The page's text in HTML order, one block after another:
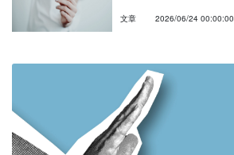
文章 2026/06/24 00:00:00